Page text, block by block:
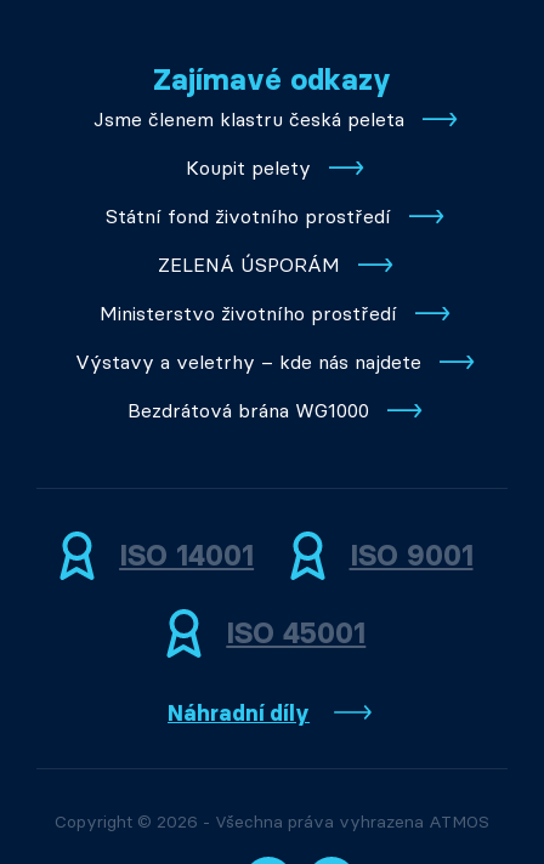
Zajímavé odkazy
Jsme členem klastru česká peleta
Koupit pelety
Státní fond životního prostředí
ZELENÁ ÚSPORÁM
Ministerstvo životního prostředí
Výstavy a veletrhy – kde nás najdete
Bezdrátová brána WG1000
ISO 14001 ISO 9001
ISO 45001
Náhradní díly
Copyright © 2026 - Všechna práva vyhrazena ATMOS